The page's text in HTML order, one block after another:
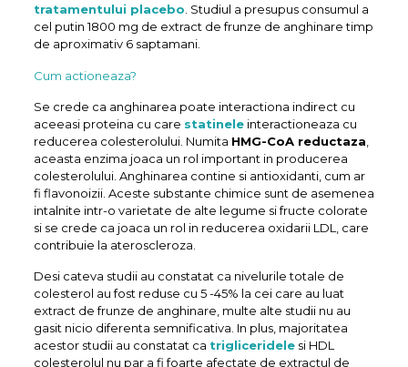
tratamentului placebo . Studiul a presupus consumul a
cel putin 1800 mg de extract de frunze de anghinare timp
de aproximativ 6 saptamani.
Cum actioneaza?
Se crede ca anghinarea poate interactiona indirect cu
aceeasi proteina cu care statinele interactioneaza cu
reducerea colesterolului. Numita HMG-CoA reductaza
aceasta enzima joaca un rol important in producerea
colesterolului. Anghinarea contine si antioxidanti, cum ar
fi flavonoizii. Aceste substante chimice sunt de asemenea
intalnite intr-o varietate de alte legume si fructe colorate
si se crede ca joaca un rol in reducerea oxidarii LDL, care
contribuie la ateroscleroza.
Desi cateva studii au constatat ca nivelurile totale de
colesterol au fost reduse cu 5 -45% la cei care au luat
extract de frunze de anghinare, multe alte studii nu au
gasit nicio diferenta semnificativa. In plus, majoritatea
acestor studii au constatat ca trigliceridele si HDL
colesterolul nu par a fi foarte afectate de extractul de